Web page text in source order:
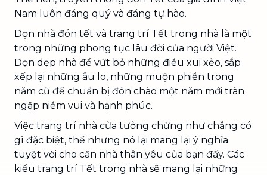
Nam luôn đáng quý và đáng tự hào.
Dọn nhà đón tết và trang trí Tết trong nhà là một
trong những phong tục lâu đời của người Việt.
Dọn dẹp nhà để vứt bỏ những điều xui xẻo, sắp
xếp lại những âu lo, những muộn phiền trong
năm cũ để chuẩn bị đón chào một năm mới tràn
ngập niềm vui và hạnh phúc.
Việc trang trí nhà cửa tưởng chừng như chẳng có
gì đặc biệt, thế nhưng nó lại mang lại ý nghĩa
tuyệt vời cho căn nhà thân yêu của bạn đấy. Các
kiểu trang trí Tết trong nhà sẽ mang lại những